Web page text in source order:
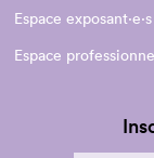
Espace exposant·e⋅s
Espace